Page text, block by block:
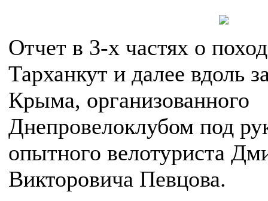
Отчет в 3-х частях о
Тарханкут и далее вдоль
Крыма, организованного
Днепровелоклубом под
опытного велотуриста
Викторовича Певцова.